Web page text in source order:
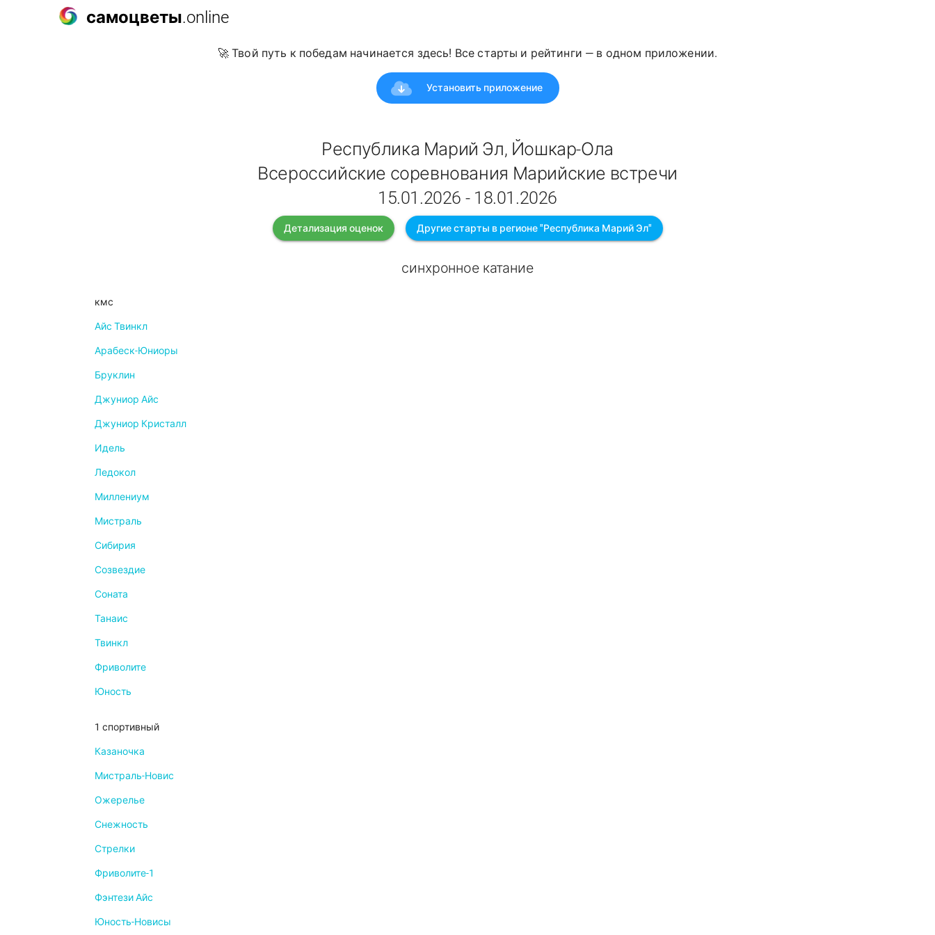
самоцветы.online
🚀 Твой путь к победам начинается здесь! Все старты и рейтинги — в одном приложении.
Установить приложение
Республика Марий Эл, Йошкар-Ола
Всероссийские соревнования Марийские встречи
15.01.2026 - 18.01.2026
Детализация оценок Другие старты в регионе "Республика Марий Эл"
синхронное катание
кмс
Айс Твинкл
Арабеск-Юниоры
Бруклин
Джуниор Айс
Джуниор Кристалл
Идель
Ледокол
Миллениум
Мистраль
Сибирия
Созвездие
Соната
Танаис
Твинкл
Фриволите
Юность
1 спортивный
Казаночка
Мистраль-Новис
Ожерелье
Снежность
Стрелки
Фриволите-1
Фэнтези Айс
Юность-Новисы